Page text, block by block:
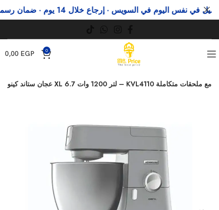
0
0,00 EGP
عجان ستاند كينوود شيف XL 6.7 لتر 1200 وات – KVL4110 مع ملحقات متكاملة
نفس اليوم في السويس · إرجاع خلال 14 يوم · ضمان رسمي